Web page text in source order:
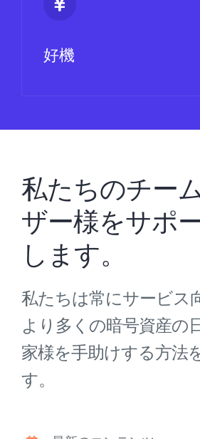
好機
私たちのチー
ザー様をサポ
します。
私たちは常にサービス
より多くの暗号資産の
家様を手助けする方法
す。